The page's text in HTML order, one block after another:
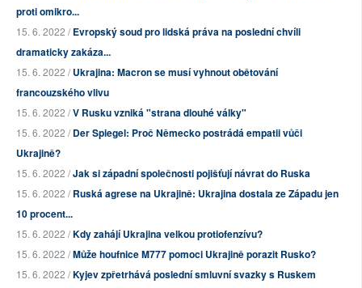
proti omikro...
15. 6. 2022 /Evropský soud pro lidská práva na poslední chvíli
dramaticky zakáza...
15. 6. 2022 /Ukrajina: Macron se musí vyhnout obětování
francouzského vlivu
15. 6. 2022 /V Rusku vzniká "strana dlouhé války"
15. 6. 2022 /Der Spiegel: Proč Německo postrádá empatii vůči
Ukrajině?
15. 6. 2022 /Jak si západní společnosti pojišťují návrat do Ruska
15. 6. 2022 /Ruská agrese na Ukrajině: Ukrajina dostala ze Západu jen
10 procent...
15. 6. 2022 /Kdy zahájí Ukrajina velkou protiofenzívu?
15. 6. 2022 /Může houfnice M777 pomoci Ukrajině porazit Rusko?
15. 6. 2022 /Kyjev zpřetrhává poslední smluvní svazky s Ruskem